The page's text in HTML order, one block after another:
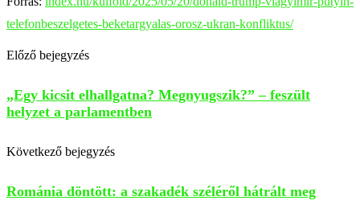
telefonbeszelgetes-beketargyalas-orosz-ukran-konfliktus/
Előző bejegyzés
„Egy kicsit elhallgatna? Megnyugszik?” – feszült
helyzet a parlamentben
Következő bejegyzés
Románia döntött: a szakadék széléről hátrált meg